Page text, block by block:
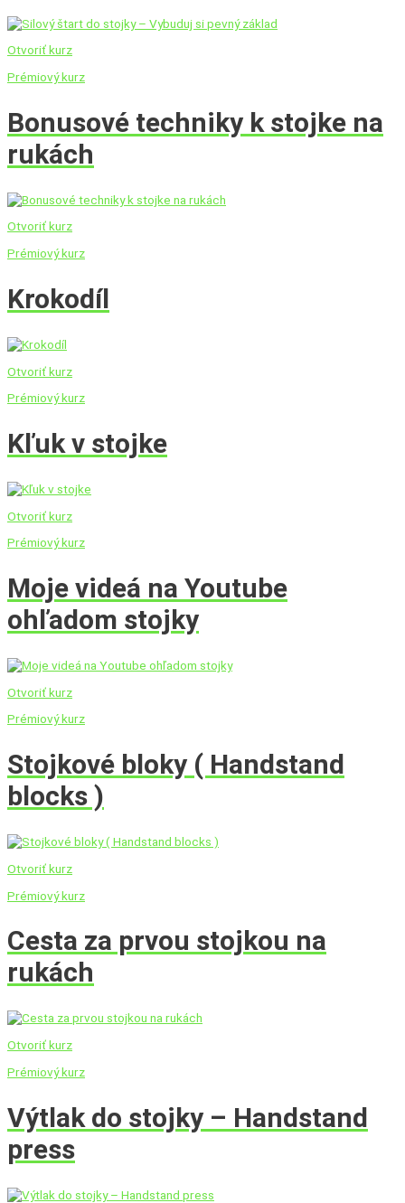
Otvoriť kurz
Prémiový kurz
Bonusové techniky k stojke na
rukách
Otvoriť kurz
Prémiový kurz
Krokodíl
Otvoriť kurz
Prémiový kurz
Kľuk v stojke
Otvoriť kurz
Prémiový kurz
Moje videá na Youtube
ohľadom stojky
Otvoriť kurz
Prémiový kurz
Stojkové bloky ( Handstand
blocks )
Otvoriť kurz
Prémiový kurz
Cesta za prvou stojkou na
rukách
Otvoriť kurz
Prémiový kurz
Výtlak do stojky – Handstand
press